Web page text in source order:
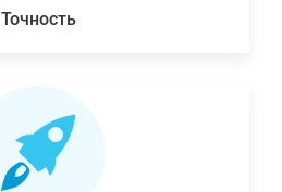
Точность